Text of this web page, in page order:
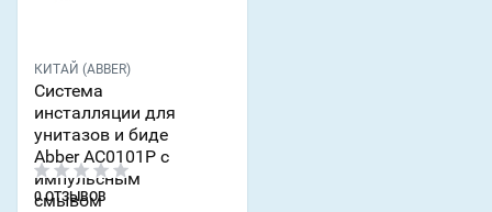
КИТАЙ (ABBER)
Система
инсталляции для
унитазов и биде
Abber AC0101P с
импульсным
смывом
0 ОТЗЫВОВ